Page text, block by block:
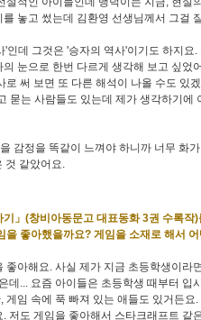
를 놓고 썼는데 김환영 선생님께서 그걸
'인데 그것은 '승자의 역사'이기도 하지
의 눈으로 한번 다르게 생각해 보고 싶었
로 써 보면 또 다른 해석이 나올 수도 있
묻는 사람들도 있는데 제가 생각하기에
감정을 똑같이 느껴야 하니까 너무 화
것 같았어요.
기」(창비아동문고 대표동화 3권 수록작
을 좋아했을까요? 게임을 소재로 해서
좋아해요. 사실 제가 지금 초등학생이라
데... 요즘 아이들은 초등학생 때부터 입
게임 속에 푹 빠져 있는 애들도 있거든요
저도 게임을 좋아해서 스타크래프트 같